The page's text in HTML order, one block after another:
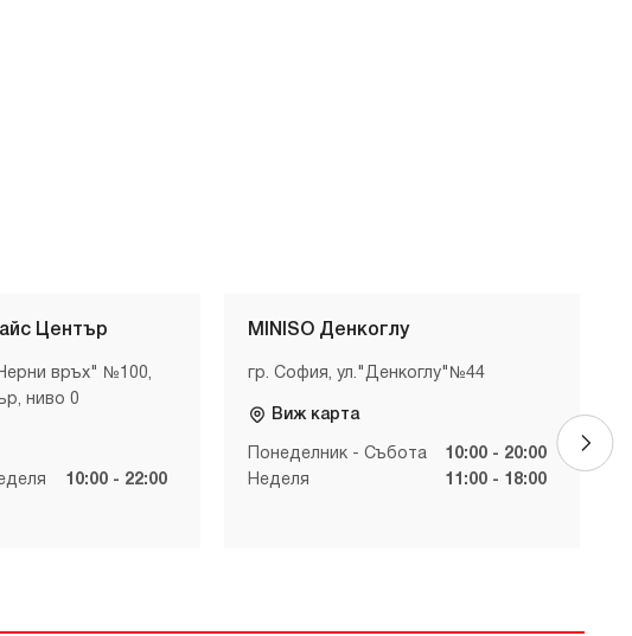
Център
връх" №100,
ниво 0
10:00 - 22:00
MINISO Денкоглу
гр. София, ул."Денкоглу"№44
Виж карта
Понеделник - Събота
10:00 - 20:00
Неделя
11:00 - 18:00